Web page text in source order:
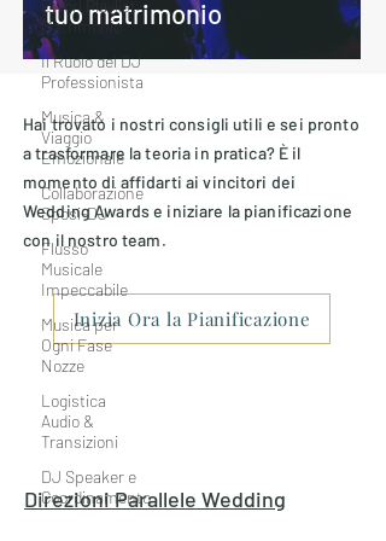
Errori Playlist
Matrimonio
Il Ruolo del DJ
Professionista
Musica &
Viaggio
Emozionale
Collaborazione
Sposi-DJ
Flusso
Musicale
Impeccabile
Musica per
Ogni Fase
Nozze
Logistica
Audio &
Transizioni
DJ Speaker e
Coordinamento
tuo matrimonio
Hai trovato i nostri consigli utili e sei pronto
a trasformare la teoria in pratica? È il
momento di affidarti ai vincitori dei
Wedding Awards e iniziare la pianificazione
con il nostro team.
Inizia Ora la Pianificazione
Direzioni Parallele Wedding